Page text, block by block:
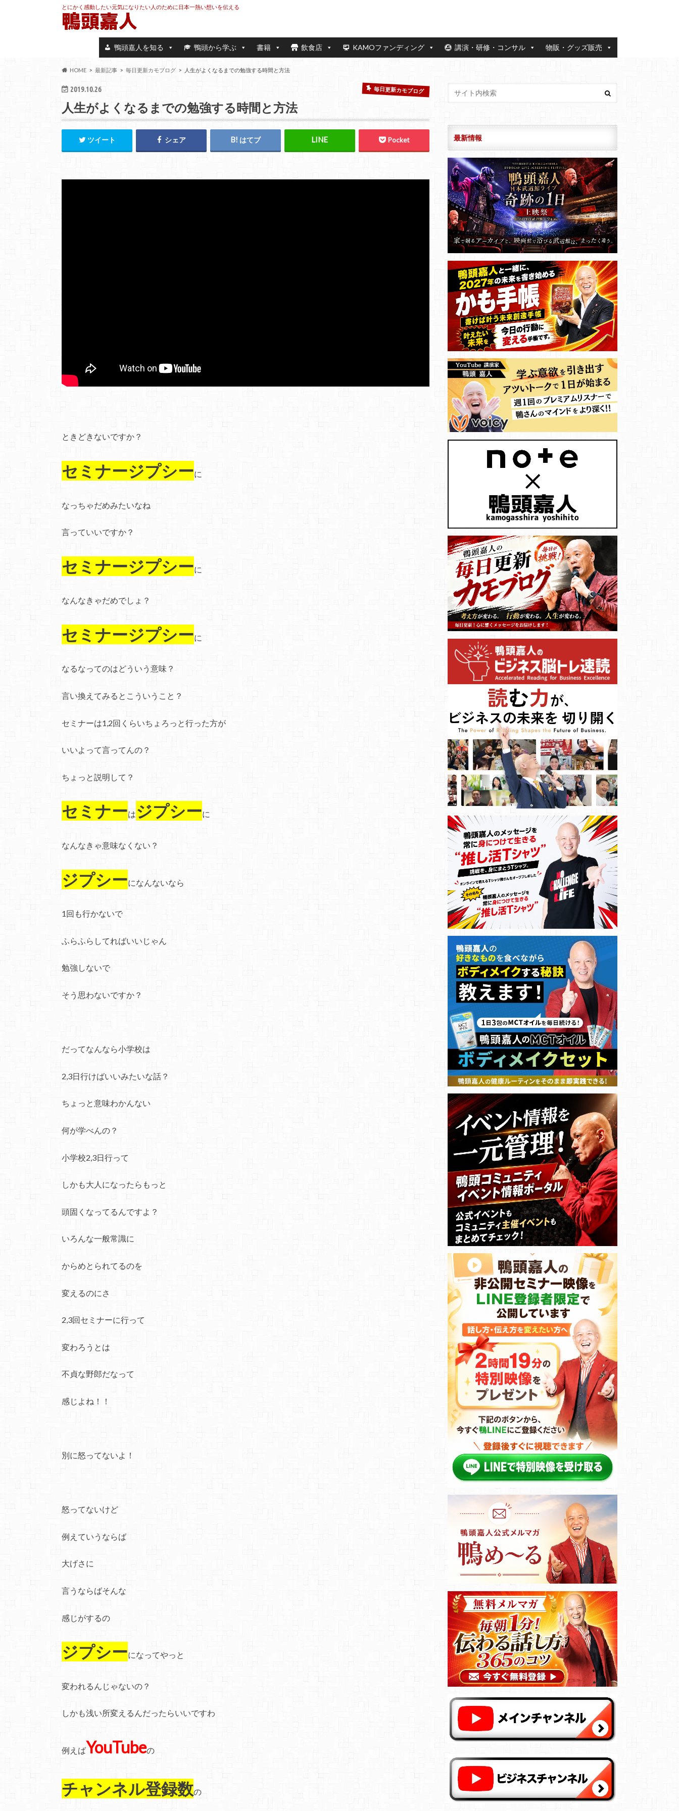
とにかく感動したい元気になりたい人のために日本一熱い想いを伝える
鴨頭嘉人を知る 鴨頭から学ぶ 書籍 飲食店 KAMOファンディング 講演・研修・コンサル 物販・グッズ販売
HOME 最新記事 毎日更新カモブログ 人生がよくなるまでの勉強する時間と方法
2019.10.26 毎日更新カモブログ
人生がよくなるまでの勉強する時間と方法
ツイート シェア はてブ Pocket
ときどきないですか？
セミナージプシーに
なっちゃだめみたいなね
言っていいですか？
セミナージプシーに
なんなきゃだめでしょ？
セミナージプシーに
なるなってのはどういう意味？
言い換えてみるとこういうこと？
セミナーは1,2回くらいちょろっと行った方が
いいよって言ってんの？
ちょっと説明して？
セミナーは ジプシーに
なんなきゃ意味なくない？
ジプシーになんないなら
1回も行かないで
ふらふらしてればいいじゃん
勉強しないで
そう思わないですか？
だってなんなら小学校は
2,3日行けばいいみたいな話？
ちょっと意味わかんない
何が学べんの？
小学校2,3日行って
しかも大人になったらもっと
頭固くなってるんですよ？
いろんな一般常識に
からめとられてるのを
変えるのにさ
2,3回セミナーに行って
変わろうとは
不貞な野郎だなって
感じよね！！
別に怒ってないよ！
怒ってないけど
例えていうならば
大げさに
言うならばそんな
感じがするの
ジプシーになってやっと
変われるんじゃないの？
しかも浅い所変えるんだったらいいですわ
例えばYouTubeの
チャンネル登録数の
最新情報